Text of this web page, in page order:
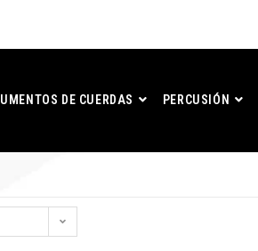
DE CUERDAS PERCUSIÓN